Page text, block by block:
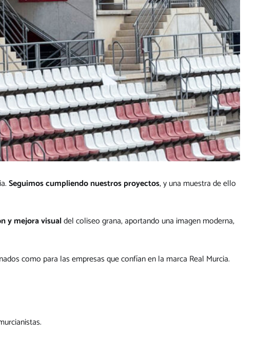
Seguimos cumpliendo nuestros proyectos, y una muestra de ello
y mejora visualdel coliseo grana, aportando una imagen moderna,
como para las empresas que confían en la marca Real Murcia.